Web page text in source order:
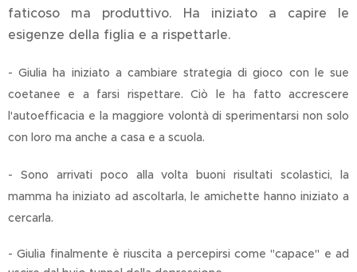
faticoso ma produttivo. Ha iniziato a capire le
esigenze della figlia e a rispettarle.
- Giulia ha iniziato a cambiare strategia di gioco con le sue
coetanee e a farsi rispettare. Ciò le ha fatto accrescere
l'autoefficacia e la maggiore volontà di sperimentarsi non solo
con loro ma anche a casa e a scuola.
- Sono arrivati poco alla volta buoni risultati scolastici, la
mamma ha iniziato ad ascoltarla, le amichette hanno iniziato a
cercarla.
- Giulia finalmente è riuscita a percepirsi come "capace" e ad